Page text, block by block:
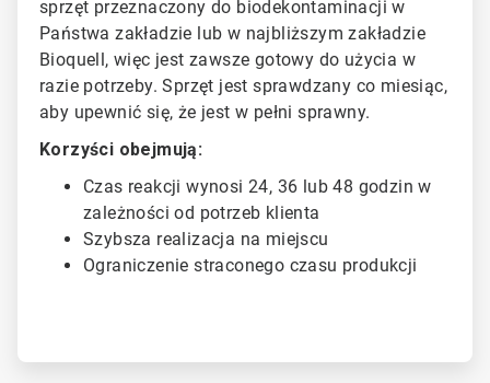
sprzęt przeznaczony do biodekontaminacji w
Państwa zakładzie lub w najbliższym zakładzie
Bioquell, więc jest zawsze gotowy do użycia w
razie potrzeby. Sprzęt jest sprawdzany co miesiąc,
aby upewnić się, że jest w pełni sprawny.
Korzyści obejmują:
Czas reakcji wynosi 24, 36 lub 48 godzin w
zależności od potrzeb klienta
Szybsza realizacja na miejscu
Ograniczenie straconego czasu produkcji